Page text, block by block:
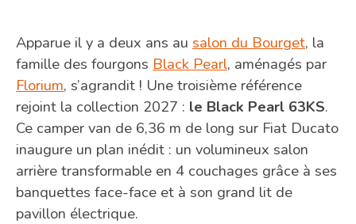
Apparue il y a deux ans au salon du Bourget, la
famille des fourgons Black Pearl, aménagés par
Florium, s’agrandit ! Une troisième référence
rejoint la collection 2027 : le Black Pearl 63KS.
Ce camper van de 6,36 m de long sur Fiat Ducato
inaugure un plan inédit : un volumineux salon
arrière transformable en 4 couchages grâce à ses
banquettes face-face et à son grand lit de
pavillon électrique.